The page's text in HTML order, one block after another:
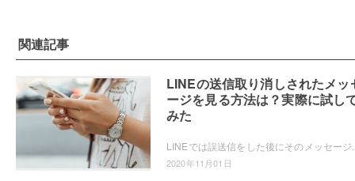
関連記事
LINEの送信取り消しされたメッ
ージを見る方法は？実際に試し
みた
2020年11月01日